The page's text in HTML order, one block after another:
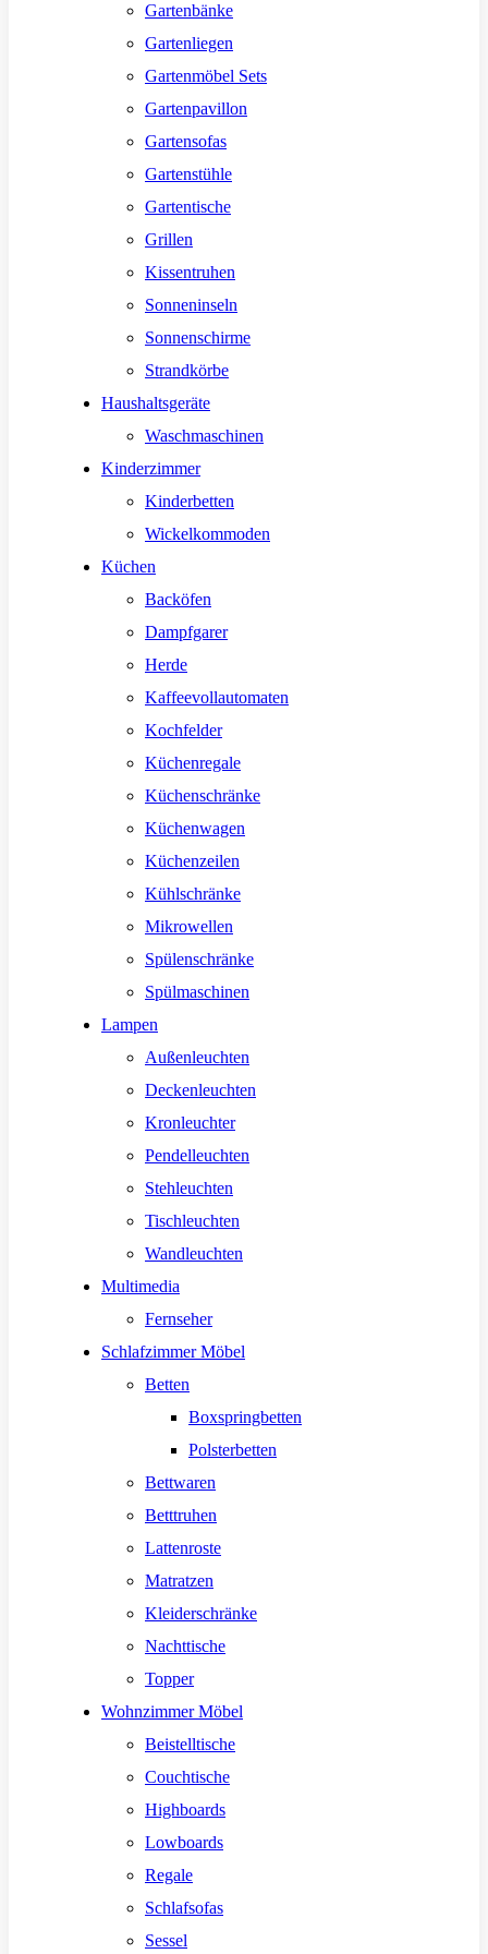
Gartenbänke
Gartenliegen
Gartenmöbel Sets
Gartenpavillon
Gartensofas
Gartenstühle
Gartentische
Grillen
Kissentruhen
Sonneninseln
Sonnenschirme
Strandkörbe
Haushaltsgeräte
Waschmaschinen
Kinderzimmer
Kinderbetten
Wickelkommoden
Küchen
Backöfen
Dampfgarer
Herde
Kaffeevollautomaten
Kochfelder
Küchenregale
Küchenschränke
Küchenwagen
Küchenzeilen
Kühlschränke
Mikrowellen
Spülenschränke
Spülmaschinen
Lampen
Außenleuchten
Deckenleuchten
Kronleuchter
Pendelleuchten
Stehleuchten
Tischleuchten
Wandleuchten
Multimedia
Fernseher
Schlafzimmer Möbel
Betten
Boxspringbetten
Polsterbetten
Bettwaren
Betttruhen
Lattenroste
Matratzen
Kleiderschränke
Nachttische
Topper
Wohnzimmer Möbel
Beistelltische
Couchtische
Highboards
Lowboards
Regale
Schlafsofas
Sessel